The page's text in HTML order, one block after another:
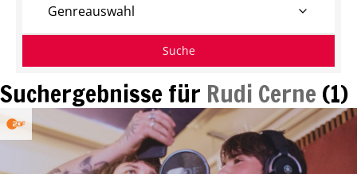
Suchergebnisse für Rudi Cerne(1)
Genreauswahl
Suche